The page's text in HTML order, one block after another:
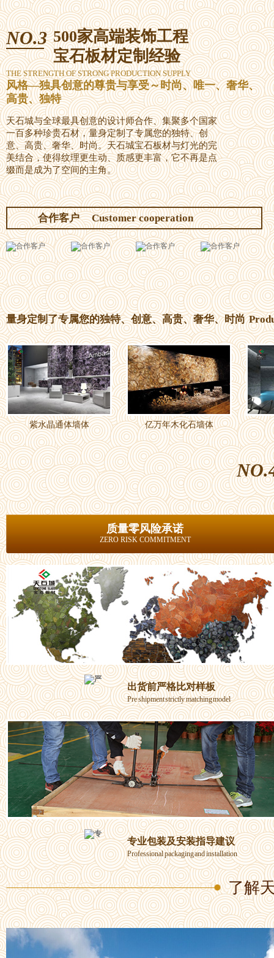
NO.3 500家高端装饰工程
宝石板材定制经验
THE STRENGTH OF STRONG PRODUCTION SUPPLY
风格—独具创意的尊贵与享受～时尚、唯一、奢华、
高贵、独特
天石城与全球最具创意的设计师合作、集聚多个国家
一百多种珍贵石材，量身定制了专属您的独特、创
意、高贵、奢华、时尚。天石城宝石板材与灯光的完
美结合，使得纹理更生动、质感更丰富，它不再是点
缀而是成为了空间的主角。
合作客户 Customer cooperation
量身定制了专属您的独特、创意、高贵、奢华、时尚
紫水晶通体墙体 亿万年木化石墙体
质量零风险承诺
ZERO RISK COMMITMENT
出货前严格比对样板
Pre shipment strictly matching model
专业包装及安装指导建议
Professional packaging and installation
了解